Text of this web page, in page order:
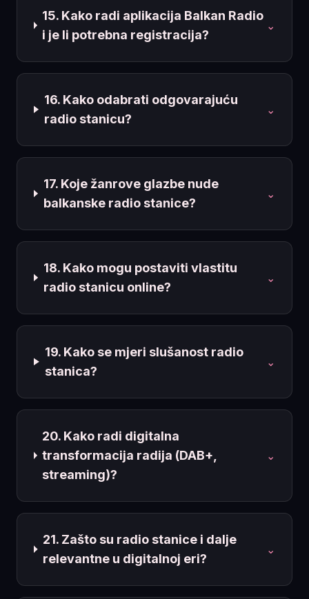
15. Kako radi aplikacija Balkan Radio
i je li potrebna registracija?
⌄
16. Kako odabrati odgovarajuću
radio stanicu?
⌄
17. Koje žanrove glazbe nude
balkanske radio stanice?
⌄
18. Kako mogu postaviti vlastitu
radio stanicu online?
⌄
19. Kako se mjeri slušanost radio
stanica?
⌄
20. Kako radi digitalna
transformacija radija (DAB+,
streaming)?
⌄
21. Zašto su radio stanice i dalje
relevantne u digitalnoj eri?
⌄